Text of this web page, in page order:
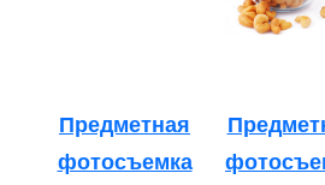
Предметная
фотосъемка